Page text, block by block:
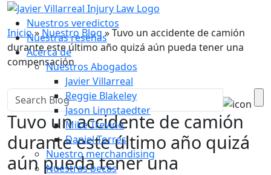
Nuestros veredictos
Nuestras reseñas
Acerca de
Nuestros Abogados
Javier Villarreal
Reggie Blakeley
Jason Linnstaedter
Mike Trevino
Daniel Torres
Nuestro merchandising
Nuestras becas
Nuestro Blog
Inicio»Nuestro Blog»Tuvo un accidente de camión
durante este último año quizá aún pueda tener una
compensación
Tuvo un accidente de camión
durante este último año quizá
aún pueda tener una